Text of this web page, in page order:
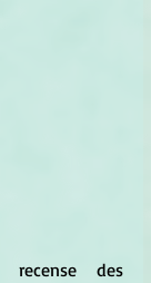
recense des